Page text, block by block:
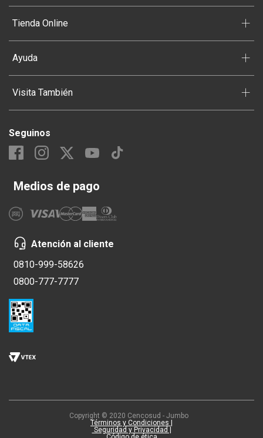
Tienda Online +
Ayuda +
Visita También +
Seguinos
Medios de pago
Atención al cliente
0810-999-58626
0800-777-7777
Copyright © 2020 Cencosud - Jumbo
Términos y Condiciones |
Seguridad y Privacidad |